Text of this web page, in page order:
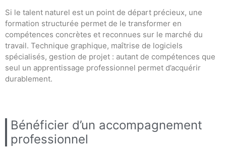
Si le talent naturel est un point de départ précieux, une
formation structurée permet de le transformer en
compétences concrètes et reconnues sur le marché du
travail. Technique graphique, maîtrise de logiciels
spécialisés, gestion de projet : autant de compétences que
seul un apprentissage professionnel permet d’acquérir
durablement.
Bénéficier d’un accompagnement
professionnel